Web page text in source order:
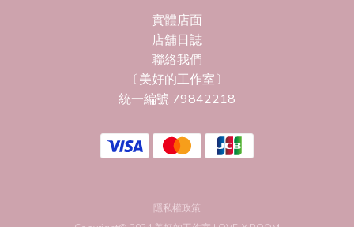
實體店面
店舖日誌
聯絡我們
〔美好的工作室〕
統一編號 79842218
隱私權政策